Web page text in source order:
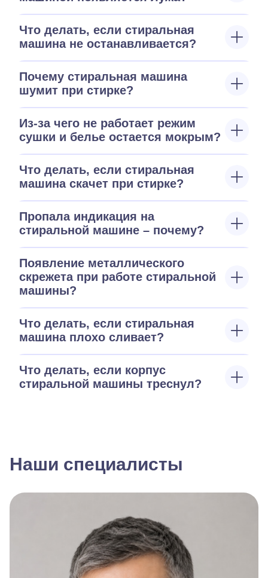
Что делать, если стиральная
машина не останавливается?
Почему стиральная машина
шумит при стирке?
Из-за чего не работает режим
сушки и белье остается мокрым?
Что делать, если стиральная
машина скачет при стирке?
Пропала индикация на
стиральной машине – почему?
Появление металлического
скрежета при работе стиральной
машины?
Что делать, если стиральная
машина плохо сливает?
Что делать, если корпус
стиральной машины треснул?
Наши специалисты